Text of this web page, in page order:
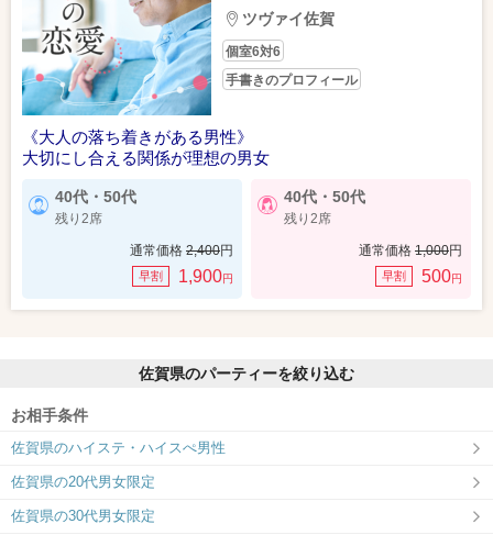
ツヴァイ佐賀
個室6対6
手書きのプロフィール
《大人の落ち着きがある男性》
大切にし合える関係が理想の男女
40代・50代
残り2席
通常価格 2,400円
早割 1,900円
40代・50代
残り2席
通常価格 1,000円
早割 500円
佐賀県のパーティーを絞り込む
お相手条件
佐賀県のハイステ・ハイスぺ男性
佐賀県の20代男女限定
佐賀県の30代男女限定